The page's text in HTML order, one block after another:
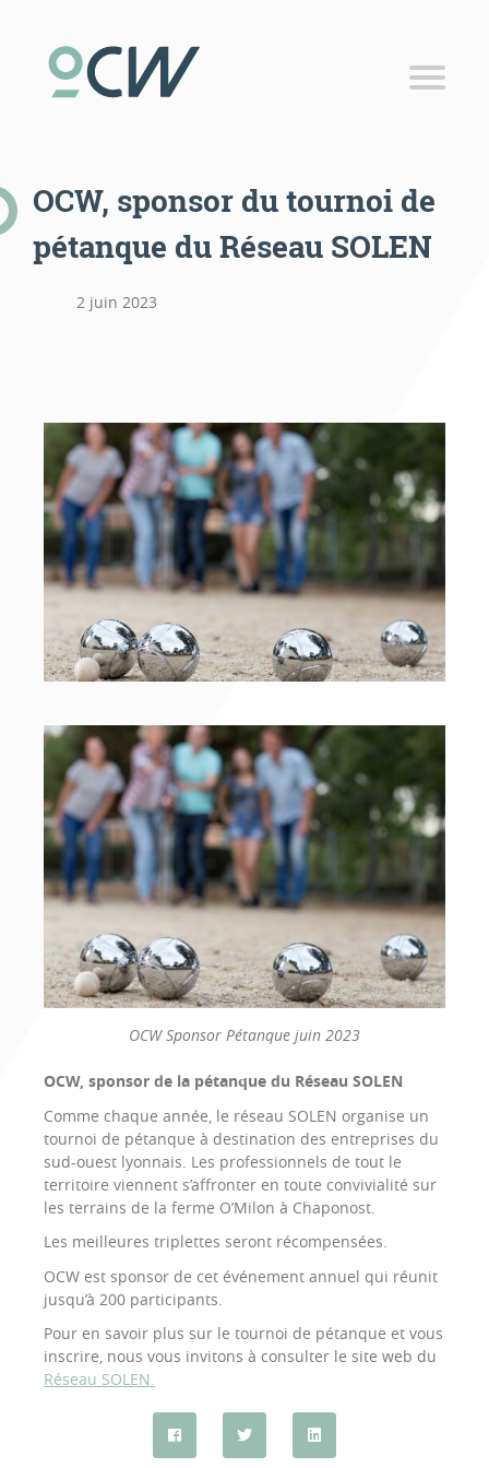
Coworking
Bureau privatif
Salle de réunion
RÉSERVER
Panier
Brochure
OCW, sponsor du tournoi de
pétanque du Réseau SOLEN
2 juin 2023
OCW Sponsor Pétanque juin 2023
OCW, sponsor de la pétanque du Réseau SOLEN
Comme chaque année, le réseau SOLEN organise un
tournoi de pétanque à destination des entreprises du
sud-ouest lyonnais. Les professionnels de tout le
territoire viennent s’affronter en toute convivialité sur
les terrains de la ferme O’Milon à Chaponost.
Les meilleures triplettes seront récompensées.
OCW est sponsor de cet événement annuel qui réunit
jusqu’à 200 participants.
Pour en savoir plus sur le tournoi de pétanque et vous
inscrire, nous vous invitons à consulter le site web du
Réseau SOLEN.